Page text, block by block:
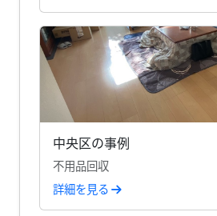
中央区の事例
不用品回収
詳細を見る